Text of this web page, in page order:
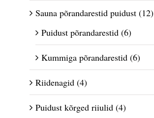
Sauna põrandarestid puidust (12)
Puidust põrandarestid (6)
Kummiga põrandarestid (6)
Riidenagid (4)
Puidust kõrged riiulid (4)